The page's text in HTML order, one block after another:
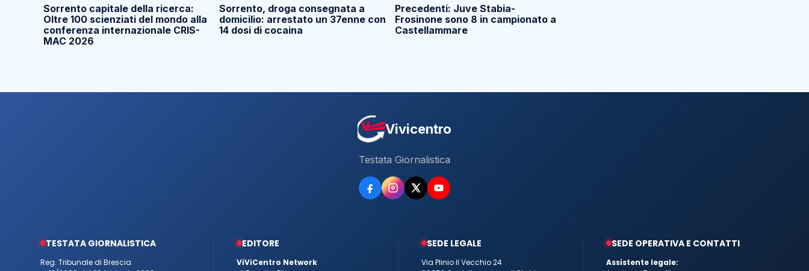
Sorrento capitale della ricerca:
Oltre 100 scienziati del mondo alla
conferenza internazionale CRIS-
MAC 2026
Sorrento, droga consegnata a
domicilio: arrestato un 37enne con
14 dosi di cocaina
Precedenti: Juve Stabia-
Frosinone sono 8 in campionato a
Castellammare
Vivicentro
Testata Giornalistica
TESTATA GIORNALISTICA
Reg. Tribunale di Brescia
EDITORE
ViViCentro Network
SEDE LEGALE
Via Plinio Il Vecchio 24
SEDE OPERATIVA E CONTATTI
Assistente legale: